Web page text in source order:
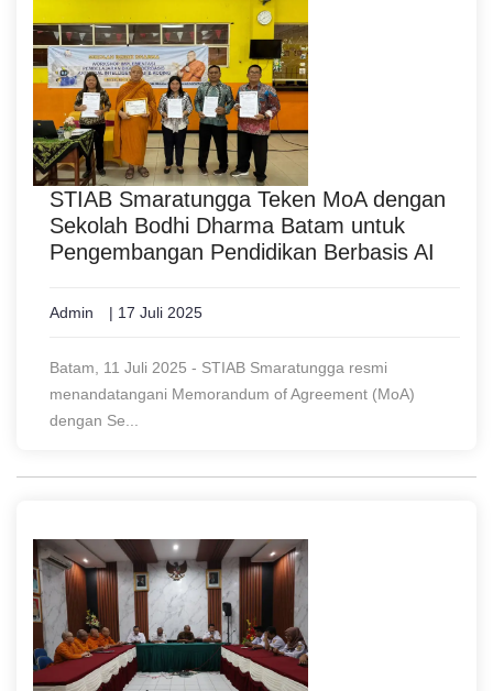
STIAB Smaratungga Teken MoA dengan
Sekolah Bodhi Dharma Batam untuk
Pengembangan Pendidikan Berbasis AI
Admin | 17 Juli 2025
Batam, 11 Juli 2025 - STIAB Smaratungga resmi
menandatangani Memorandum of Agreement (MoA)
dengan Se...